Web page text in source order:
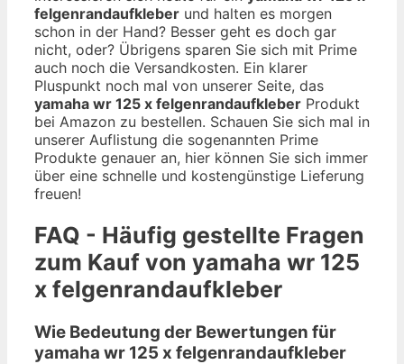
felgenrandaufkleber und halten es morgen
schon in der Hand? Besser geht es doch gar
nicht, oder? Übrigens sparen Sie sich mit Prime
auch noch die Versandkosten. Ein klarer
Pluspunkt noch mal von unserer Seite, das
yamaha wr 125 x felgenrandaufkleber Produkt
bei Amazon zu bestellen. Schauen Sie sich mal in
unserer Auflistung die sogenannten Prime
Produkte genauer an, hier können Sie sich immer
über eine schnelle und kostengünstige Lieferung
freuen!
FAQ - Häufig gestellte Fragen
zum Kauf von yamaha wr 125
x felgenrandaufkleber
Wie Bedeutung der Bewertungen für
yamaha wr 125 x felgenrandaufkleber